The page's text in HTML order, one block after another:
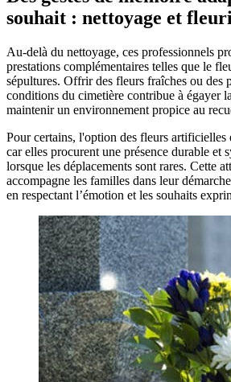
souhait : nettoyage et
Au-delà du nettoyage, ces professionnels
prestations complémentaires telles que le
sépultures. Offrir des fleurs fraîches ou des
conditions du cimetière contribue à égayer
maintenir un environnement propice au
Pour certains, l'option des fleurs artificielles
car elles procurent une présence durable et
lorsque les déplacements sont rares. Cette
accompagne les familles dans leur
en respectant l’émotion et les souhaits